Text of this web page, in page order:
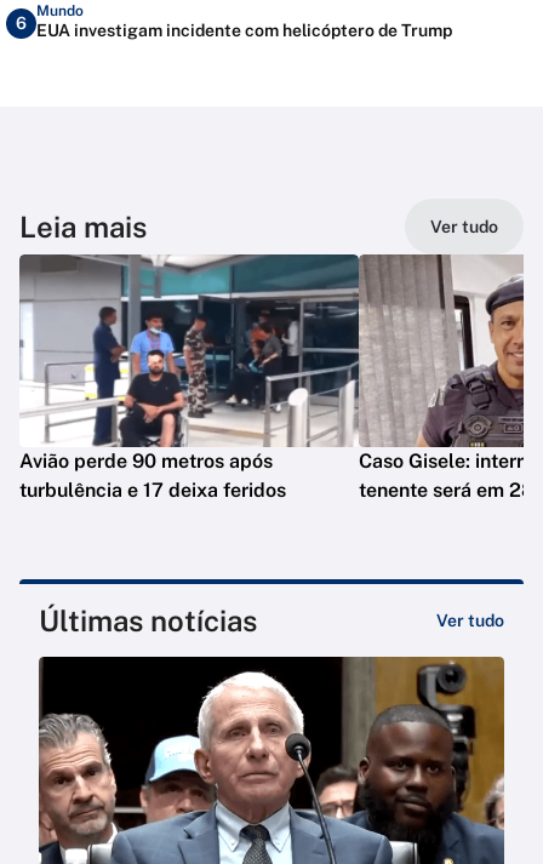
6
Mundo
EUA investigam incidente com helicóptero de Trump
Leia mais Ver tudo
Avião perde 90 metros após
turbulência e 17 deixa feridos
Caso Gisele:
tenente será em 28
Últimas notícias Ver tudo